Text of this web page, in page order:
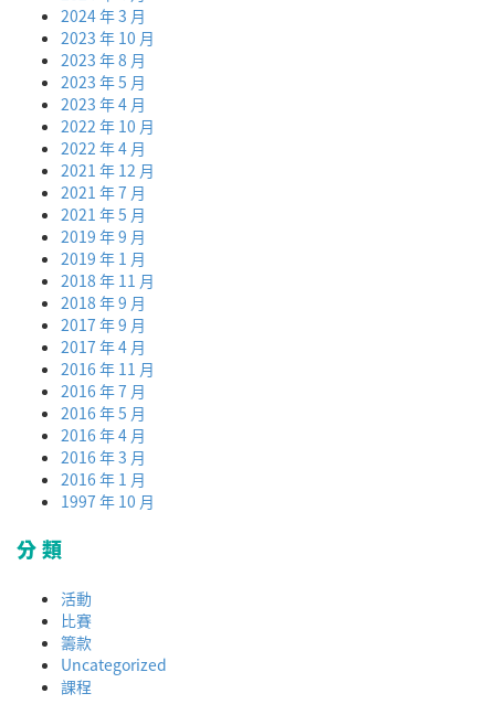
2024 年 3 月
2023 年 10 月
2023 年 8 月
2023 年 5 月
2023 年 4 月
2022 年 10 月
2022 年 4 月
2021 年 12 月
2021 年 7 月
2021 年 5 月
2019 年 9 月
2019 年 1 月
2018 年 11 月
2018 年 9 月
2017 年 9 月
2017 年 4 月
2016 年 11 月
2016 年 7 月
2016 年 5 月
2016 年 4 月
2016 年 3 月
2016 年 1 月
1997 年 10 月
分類
活動
比賽
籌款
Uncategorized
課程